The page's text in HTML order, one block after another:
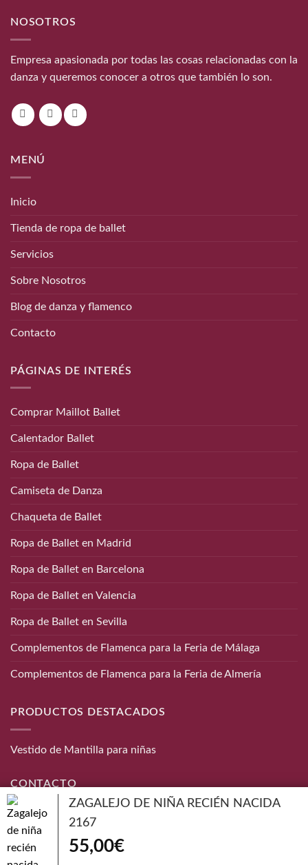
NOSOTROS
Empresa apasionada por todas las cosas relacionadas con la
danza y queremos conocer a otros que también lo son.
MENÚ
Inicio
Tienda de ropa de ballet
Servicios
Sobre Nosotros
Blog de danza y flamenco
Contacto
PÁGINAS DE INTERÉS
Comprar Maillot Ballet
Calentador Ballet
Ropa de Ballet
Camiseta de Danza
Chaqueta de Ballet
Ropa de Ballet en Madrid
Ropa de Ballet en Barcelona
Ropa de Ballet en Valencia
Ropa de Ballet en Sevilla
Complementos de Flamenca para la Feria de Málaga
Complementos de Flamenca para la Feria de Almería
PRODUCTOS DESTACADOS
Vestido de Mantilla para niñas
CONTACTO
Teléfono:
656 872 190
info@danzaymas.com
ZAGALEJO DE NIÑA RECIÉN NACIDA
2167
55,00€